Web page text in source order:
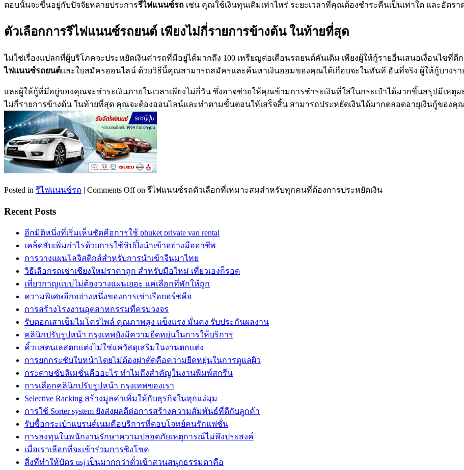
ตอบนั้นจะขึ้นอยู่กับปัจจัยหลายประการรีไฟแนนซ์รถ เช่น คุณใช้เงินทุนเดิมเท่าไหร่ ระยะเวลาที่คุณต้องชำระคืนเป็นเท่าใด และอัตร
ตัวเลือกการรีไฟแนนซ์รถยนต์ เพียงไม่กี่รายการข้างต้น ในท้ายที่สุด
ไม่ใช่เรื่องแปลกที่ผู้บริโภคจะประหยัดเงินค่ารถที่มีอยู่ได้มากถึง 100 เหรียญต่อเดือนรถยนต์คันเดิม เพียงผู้ให้กู้รายอื่นเสนอเงื่อนไ
ไฟแนนซ์รถยนต์และใบสมัครออนไลน์ ด้วยวิธีนี้คุณสามารถสมัครและค้นหาเงินออมของคุณได้เกือบจะในทันที อันที่จริง ผู้ให้กู้บางราย
และผู้ให้กู้ที่มีอยู่ของคุณจะชำระเงินภายในเวลาเพียงไม่กี่วัน ซึ่งอาจช่วยให้คุณข้ามการชำระเงินที่ใส่ในกระเป๋าได้มากขึ้นสรุปมีเหตุ
ไม่กี่รายการข้างต้น ในท้ายที่สุด คุณจะต้องออนไลน์และทำตามขั้นตอนให้เสร็จสิ้น สามารถประหยัดเงินได้มากตลอดอายุเงินกู้ของคุณ
Posted in รีไฟแนนซ์รถ | Comments Offon รีไฟแนนซ์รถตัวเลือกที่เหมาะสมสำหรับทุกคนที่ต้องการประหยัดเงิน
Recent Posts
อีกมิติหนึ่งที่เริ่มเห็นชัดคือการใช้ phuket private van rental
เคล็ดลับเพิ่มกำไรด้วยการใช้ชิปปิ้งนำเข้าอย่างมืออาชีพ
การวางแผนโลจิสติกส์สำหรับการนำเข้าจีนมาไทย
วิธีเลือกรถเช่าเชียงใหม่ราคาถูก สำหรับมือใหม่ เที่ยวเองก็รอด
เที่ยวกาญแบบไม่ต้องวางแผนเยอะ แค่เลือกที่พักให้ถูก
ความพิเศษอีกอย่างหนึ่งของการเช่าเรือยอร์ชคือ
การสร้างโรงงานอุตสาหกรรมที่ครบวงจร
รับตอกเสาเข็มไมโครไพล์ คุณภาพสูง แข็งแรง มั่นคง รับประกันผลงาน
คลินิกปรับรูปหน้า กรุงเทพยังมีความยืดหยุ่นในการให้บริการ
คิ้วแสตนเลสตกแต่งไม่ใช่แค่วัสดุเสริมในงานตกแต่ง
การยกกระชับใบหน้าโดยไม่ต้องผ่าตัดคือความยืดหยุ่นในการดูแลผิว
กระดาษซับลิเมชั่นคืออะไร ทำไมถึงสำคัญในงานพิมพ์สกรีน
การเลือกคลินิกปรับรูปหน้า กรุงเทพของเรา
Selective Racking สร้างมูลค่าเพิ่มให้กับธุรกิจในทุกแง่มุม
การใช้ Sorter system ยังส่งผลดีต่อการสร้างความสัมพันธ์ที่ดีกับลูกค้า
รับซื้อกระเป๋าแบรนด์เนมคือบริการที่ตอบโจทย์คนรักแฟชั่น
การลงทุนในพนักงานรักษาความปลอดภัยเหตุการณ์ไม่พึงประสงค์
เมื่อเราเลือกที่จะเข้าร่วมการชิงโชค
สิ่งที่ทำให้บัตร usj เป็นมากกว่าตั๋วเข้าสวนสนุกธรรมดาคือ